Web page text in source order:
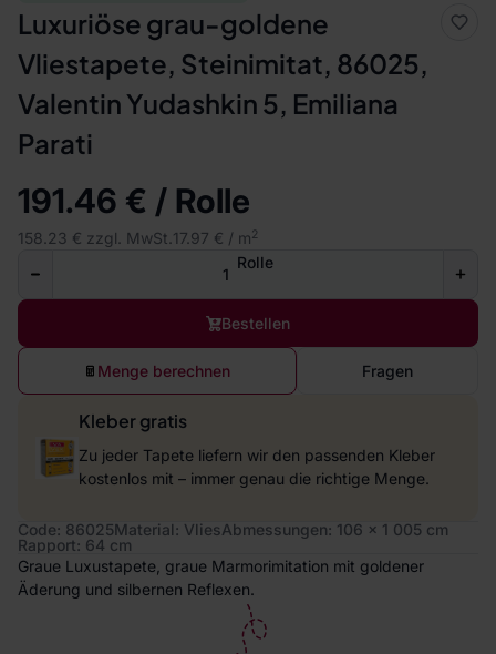
Luxuriöse grau-goldene
Vliestapete, Steinimitat, 86025,
Valentin Yudashkin 5, Emiliana
Parati
191.46 € / Rolle
158.23 € zzgl. MwSt. 17.97 € / m2
Rolle
Bestellen
Menge berechnen Fragen
Kleber gratis
Zu jeder Tapete liefern wir den passenden Kleber
kostenlos mit – immer genau die richtige Menge.
Code: 86025Material: VliesAbmessungen: 106 x 1 005 cm
Rapport: 64 cm
Graue Luxustapete, graue Marmorimitation mit goldener
Äderung und silbernen Reflexen.